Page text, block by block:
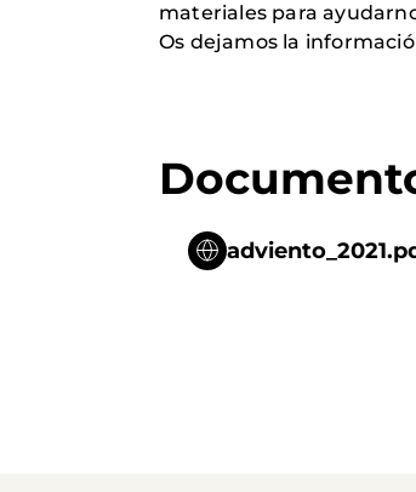
materiales para
Os dejamos la